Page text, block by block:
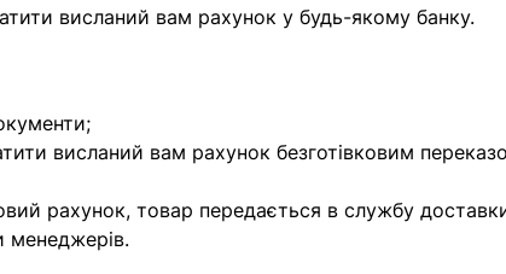
висланий вам рахунок у будь-якому банку.
висланий вам рахунок безготівковим
рахунок, товар передається в службу
менеджерів.